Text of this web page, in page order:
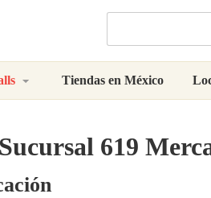
Tiendas en México
619